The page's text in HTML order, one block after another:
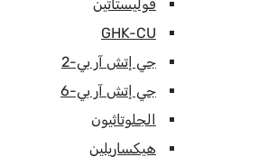
فوليستاتين
GHK-CU
جي إتش آر بي-2
جي إتش آر بي-6
الجلوتاثيون
هيكساريلين